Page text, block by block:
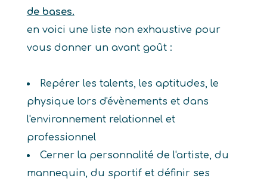
de bases.
en voici une liste non exhaustive pour
vous donner un avant goût :
Repérer les talents, les aptitudes, le
physique lors d'évènements et dans
l'environnement relationnel et
professionnel
Cerner la personnalité de l'artiste, du
mannequin, du sportif et définir ses